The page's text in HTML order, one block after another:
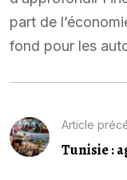
part de
fond pour les
Article
Tunisie :